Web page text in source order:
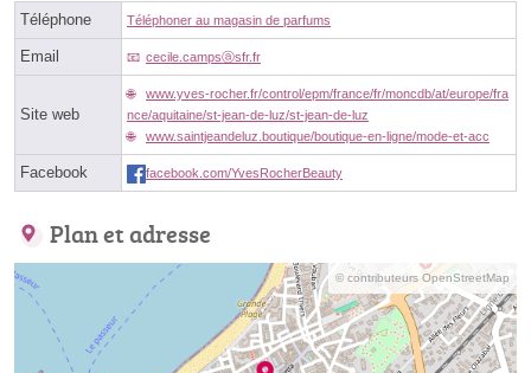
Téléphone Téléphoner au magasin de parfums
Email cecile.campsⓐsfr.fr
Site web
www.yves-rocher.fr/control/epm/france/fr/moncdb/at/europe/fra
nce/aquitaine/st-jean-de-luz/st-jean-de-luz
www.saintjeandeluz.boutique/boutique-en-ligne/mode-et-acc
Facebook facebook.com/YvesRocherBeauty
Plan et adresse
© contributeurs OpenStreetMap